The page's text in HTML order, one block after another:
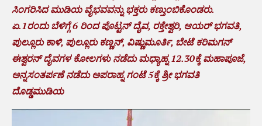
ಸಿಂಗರಿಸಿದ ಮುಡಿಯ ವೈಭವವನ್ನು ಭಕ್ತರು ಕಣ್ತುಂಬಿಕೊಂಡರು.
ಏ.1ರಂದು ಬೆಳಿಗ್ಗೆ 6 ರಿಂದ ಪೊಟ್ಟನ್ ದೈವ, ರಕ್ತೇಶ್ವರಿ, ಆಯರ್ ಭಗವತಿ,
ಪುಲ್ಲೂರು ಕಾಳಿ, ಪುಲ್ಲೂರು ಕಣ್ಣನ್, ವಿಷ್ಣುಮೂರ್ತಿ, ಬೇಟೆ ಕರಿಮಗನ್
ಈಶ್ವರನ್ ದೈವಗಳ ಕೋಲಗಳು ನಡೆದು ಮಧ್ಯಾಹ್ನ 12.30ಕ್ಕೆ ಮಹಾಪೂಜೆ,
ಅನ್ನಸಂತರ್ಪಣೆ ನಡೆದು ಅಪರಾಹ್ನ ಗಂಟೆ 5ಕ್ಕೆ ಶ್ರೀ ಭಗವತಿ
ದೊಡ್ಡಮುಡಿಯ